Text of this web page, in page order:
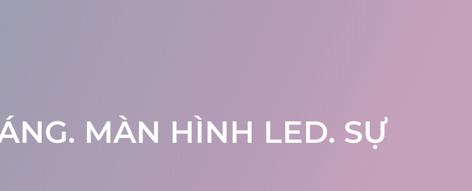
MÀN HÌNH LED. SỰ